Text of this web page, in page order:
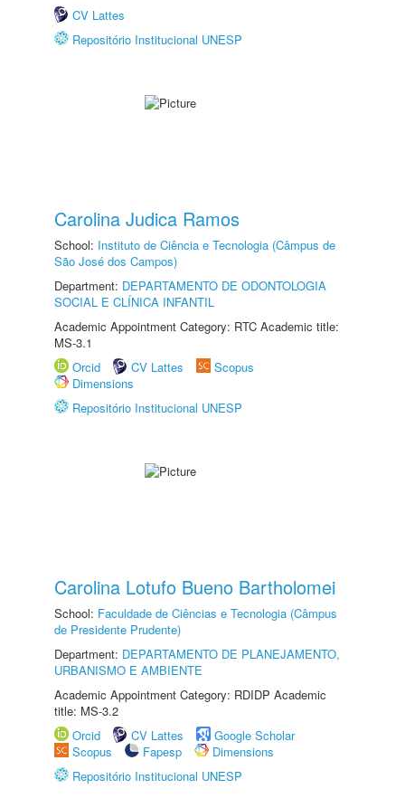
CV Lattes
Repositório Institucional UNESP
Carolina Judica Ramos
School: Instituto de Ciência e Tecnologia (Câmpus de
São José dos Campos)
Department: DEPARTAMENTO DE ODONTOLOGIA
SOCIAL E CLÍNICA INFANTIL
Academic Appointment Category: RTC Academic title:
MS-3.1
Orcid
CV Lattes
Scopus
Dimensions
Repositório Institucional UNESP
Carolina Lotufo Bueno Bartholomei
School: Faculdade de Ciências e Tecnologia (Câmpus
de Presidente Prudente)
Department: DEPARTAMENTO DE PLANEJAMENTO,
URBANISMO E AMBIENTE
Academic Appointment Category: RDIDP Academic
title: MS-3.2
Orcid
CV Lattes
Google Scholar
Scopus
Fapesp
Dimensions
Repositório Institucional UNESP